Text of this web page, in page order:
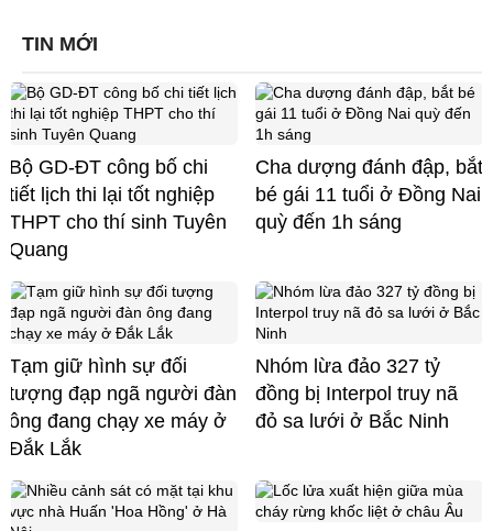
TIN MỚI
Bộ GD-ĐT công bố chi
tiết lịch thi lại tốt nghiệp
THPT cho thí sinh Tuyên
Quang
Cha dượng đánh đập, bắt
bé gái 11 tuổi ở Đồng Nai
quỳ đến 1h sáng
Tạm giữ hình sự đối
tượng đạp ngã người đàn
ông đang chạy xe máy ở
Đắk Lắk
Nhóm lừa đảo 327 tỷ
đồng bị Interpol truy nã
đỏ sa lưới ở Bắc Ninh